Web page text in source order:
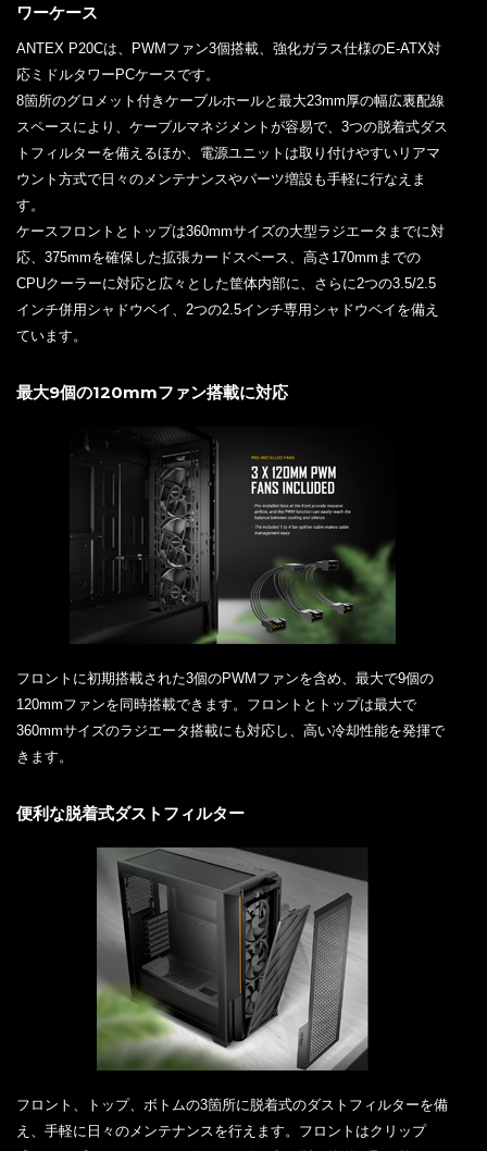
ワーケース
ANTEX P20Cは、PWMファン3個搭載、強化ガラス仕様のE-ATX対
応ミドルタワーPCケースです。
8箇所のグロメット付きケーブルホールと最大23mm厚の幅広裏配線
スペースにより、ケーブルマネジメントが容易で、3つの脱着式ダス
トフィルターを備えるほか、電源ユニットは取り付けやすいリアマ
ウント方式で日々のメンテナンスやパーツ増設も手軽に行なえま
す。
ケースフロントとトップは360mmサイズの大型ラジエータまでに対
応、375mmを確保した拡張カードスペース、高さ170mmまでの
CPUクーラーに対応と広々とした筐体内部に、さらに2つの3.5/2.5
インチ併用シャドウベイ、2つの2.5インチ専用シャドウベイを備え
ています。
最大9個の120mmファン搭載に対応
フロントに初期搭載された3個のPWMファンを含め、最大で9個の
120mmファンを同時搭載できます。フロントとトップは最大で
360mmサイズのラジエータ搭載にも対応し、高い冷却性能を発揮で
きます。
便利な脱着式ダストフィルター
フロント、トップ、ボトムの3箇所に脱着式のダストフィルターを備
え、手軽に日々のメンテナンスを行えます。フロントはクリップ